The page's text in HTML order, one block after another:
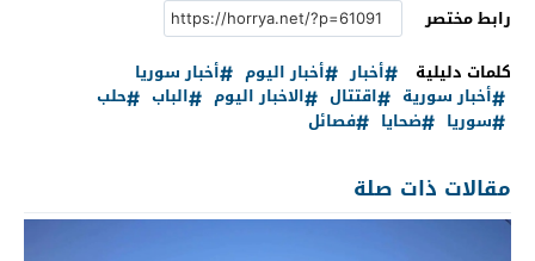
رابط مختصر
كلمات دليلية
أخبار أخبار اليوم
أخبار سوريا
أخبار سورية
اقتتال الاخبار اليوم الباب
حلب
سوريا
ضحايا فصائل
مقالات ذات صلة